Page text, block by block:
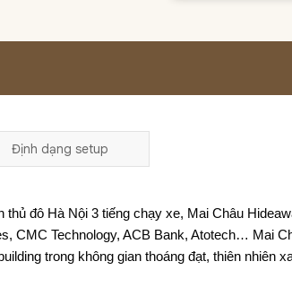
Định dạng setup
đô Hà Nội 3 tiếng chạy xe, Mai Châu
CMC Technology, ACB Bank, Atotech… Mai
trong không gian thoáng đạt, thiên nhiên